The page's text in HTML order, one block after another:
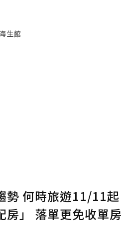
生館
勢 何時旅遊11/11起
房」 落單更免收單房